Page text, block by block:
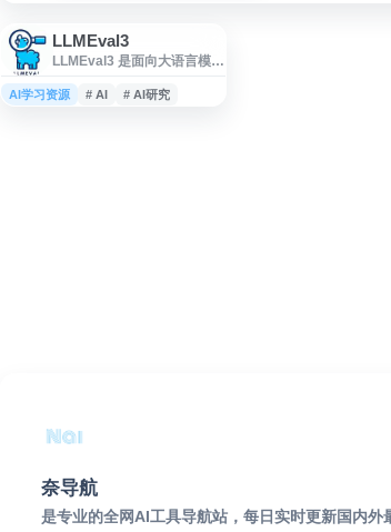
LLMEval3
LLMEval3 是面向大语言模型
全面、公平、稳健的 LLM
evaluation 框架。平台围绕
AI学习资源 # AI # AI研究
奈导航
是专业的全网AI工具导航站，每日实时更新国内外